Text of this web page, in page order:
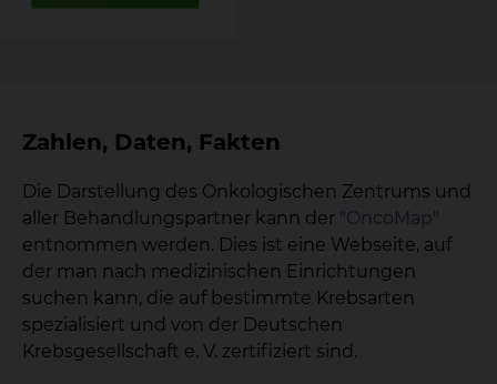
Zahlen, Daten, Fakten
Die Darstellung des Onkologischen Zentrums und
aller Behandlungspartner kann der "OncoMap"
entnommen werden. Dies ist eine Webseite, auf
der man nach medizinischen Einrichtungen
suchen kann, die auf bestimmte Krebsarten
spezialisiert und von der Deutschen
Krebsgesellschaft e. V. zertifiziert sind.